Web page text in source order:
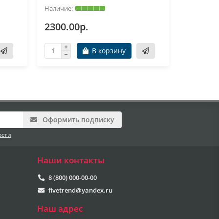
2300.00р.
В корзину
Оформить подписку
Наши контакты
8 (800) 000-00-00
fivetrend@yandex.ru
Наш адрес